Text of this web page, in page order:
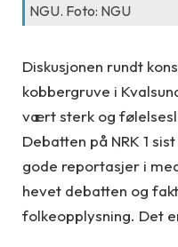
NGU. Foto: NGU
Diskusjonen rundt
kobbergruve i
vært sterk og
Debatten på NRK 1
gode reportasjer i
hevet debatten og
folkeopplysning. Det